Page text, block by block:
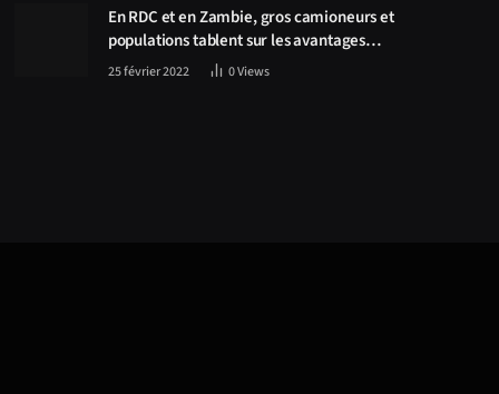
En RDC et en Zambie, gros camioneurs et
populations tablent sur les avantages
économiques de la route Kolwezi-Solwezi
25 février 2022 0Views